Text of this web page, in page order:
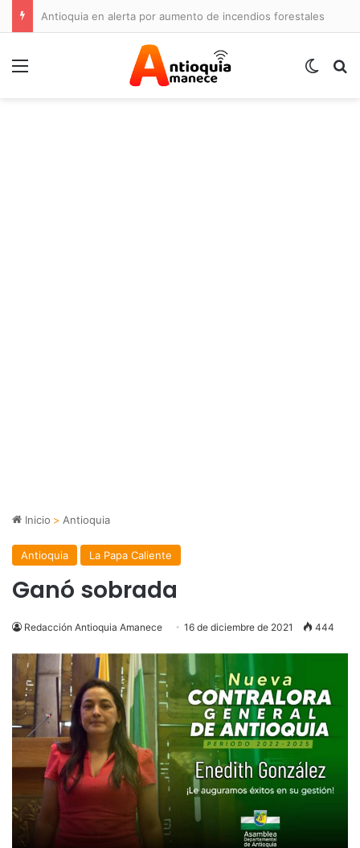
Antioquia en alerta por aumento de incendios forestales
Menú
Inicio > Antioquia
Antioquia La Papa Caliente
Ganó sobrada
Redacción Antioquia Amanece 16 de diciembre de 2021 444